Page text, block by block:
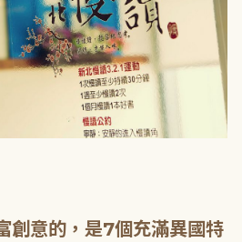
創意的，是7個充滿異國特